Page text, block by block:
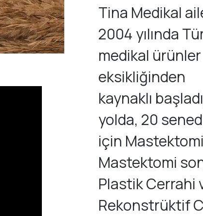
Tina Medikal
2004 yılında
medikal ürünler
eksikliğinden
kaynaklı
yolda, 20
için
Mastektomi
Plastik Cerrahi
Rekonstrüktif